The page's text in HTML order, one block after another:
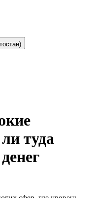
туда